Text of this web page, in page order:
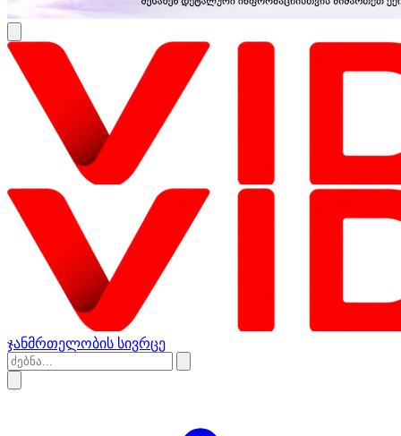
ჯანმრთელობის სივრცე